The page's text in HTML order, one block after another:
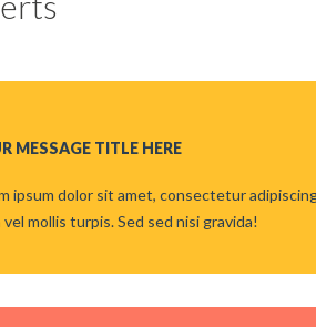
MESSAGE TITLE HERE
ipsum dolor sit amet, consectetur
vel mollis turpis. Sed sed nisi gravida!